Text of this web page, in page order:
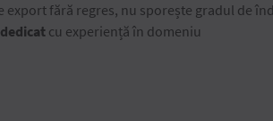
fără regres, nu sporește gradul de
cu experiență în domeniu